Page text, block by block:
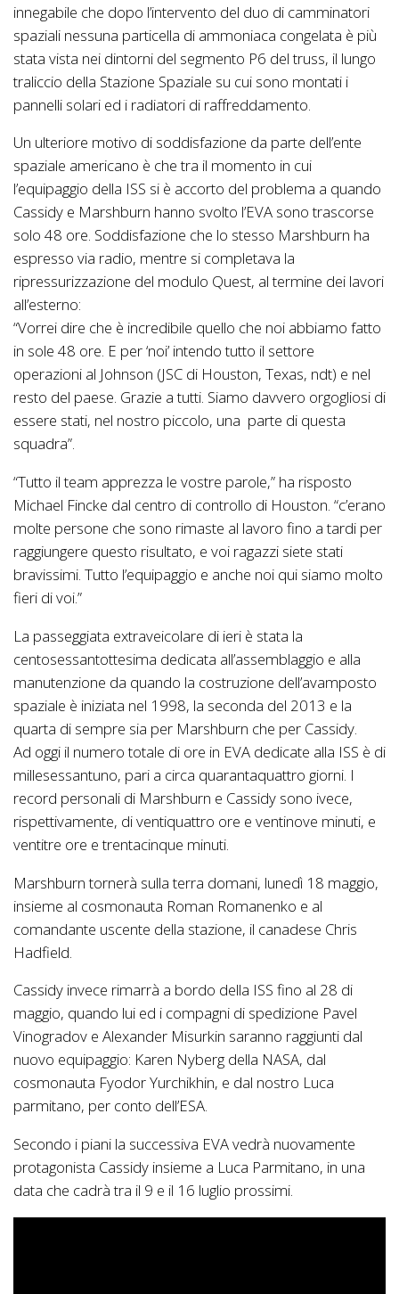
innegabile che dopo l’intervento del duo di camminatori
spaziali nessuna particella di ammoniaca congelata è più
stata vista nei dintorni del segmento P6 del truss, il lungo
traliccio della Stazione Spaziale su cui sono montati i
pannelli solari ed i radiatori di raffreddamento.
Un ulteriore motivo di soddisfazione da parte dell’ente
spaziale americano è che tra il momento in cui
l’equipaggio della ISS si è accorto del problema a quando
Cassidy e Marshburn hanno svolto l’EVA sono trascorse
solo 48 ore. Soddisfazione che lo stesso Marshburn ha
espresso via radio, mentre si completava la
ripressurizzazione del modulo Quest, al termine dei lavori
all’esterno:
“Vorrei dire che è incredibile quello che noi abbiamo fatto
in sole 48 ore. E per ‘noi’ intendo tutto il settore
operazioni al Johnson (JSC di Houston, Texas, ndt) e nel
resto del paese. Grazie a tutti. Siamo davvero orgogliosi di
essere stati, nel nostro piccolo, una parte di questa
squadra”.
“Tutto il team apprezza le vostre parole,” ha risposto
Michael Fincke dal centro di controllo di Houston. “c’erano
molte persone che sono rimaste al lavoro fino a tardi per
raggiungere questo risultato, e voi ragazzi siete stati
bravissimi. Tutto l’equipaggio e anche noi qui siamo molto
fieri di voi.”
La passeggiata extraveicolare di ieri è stata la
centosessantottesima dedicata all’assemblaggio e alla
manutenzione da quando la costruzione dell’avamposto
spaziale è iniziata nel 1998, la seconda del 2013 e la
quarta di sempre sia per Marshburn che per Cassidy.
Ad oggi il numero totale di ore in EVA dedicate alla ISS è di
millesessantuno, pari a circa quarantaquattro giorni. I
record personali di Marshburn e Cassidy sono ivece,
rispettivamente, di ventiquattro ore e ventinove minuti, e
ventitre ore e trentacinque minuti.
Marshburn tornerà sulla terra domani, lunedì 18 maggio,
insieme al cosmonauta Roman Romanenko e al
comandante uscente della stazione, il canadese Chris
Hadfield.
Cassidy invece rimarrà a bordo della ISS fino al 28 di
maggio, quando lui ed i compagni di spedizione Pavel
Vinogradov e Alexander Misurkin saranno raggiunti dal
nuovo equipaggio: Karen Nyberg della NASA, dal
cosmonauta Fyodor Yurchikhin, e dal nostro Luca
parmitano, per conto dell’ESA.
Secondo i piani la successiva EVA vedrà nuovamente
protagonista Cassidy insieme a Luca Parmitano, in una
data che cadrà tra il 9 e il 16 luglio prossimi.